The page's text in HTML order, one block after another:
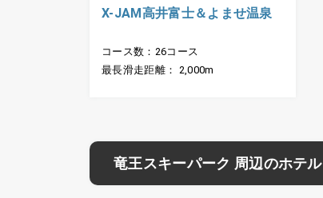
X-JAM高井富士＆よませ温泉
コース数：26コース
最長滑走距離： 2,000m
竜王スキーパーク 周辺のホテル